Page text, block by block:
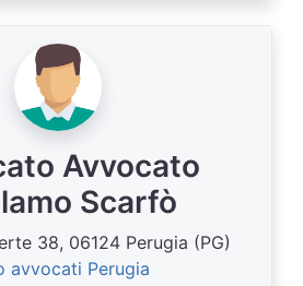
Avvocato
Scarfò
38, 06124 Perugia (PG)
avvocati Perugia